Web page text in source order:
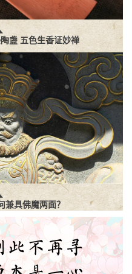
盏 五色生香证妙禅
具佛魔两面？